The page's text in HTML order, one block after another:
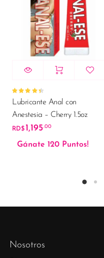
Valorado
con
4.50
5
Lubricante Anal con
Anestesia – Cherry 1.5oz
RD$ 1,195.00
Gánate 120 Puntos!
Nosotros